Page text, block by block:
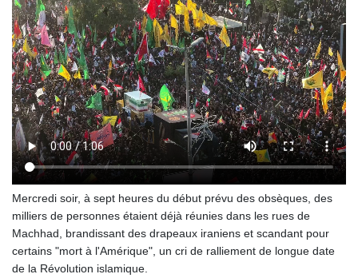
KMF 492.514185
KRW 1627.712241
KWD 0.356853
KYD 0.963346
KZT 541.784389
LAK 26108.437325
LBP
103531.946431
LKR 387.745291
LRD 209.896866
LSL 18.648909
LTL 3.413768
LVL 0.699335
LYD 7.358849
MAD 10.757887
Mercredi soir, à sept heures du début prévu des obsèques, des
milliers de personnes étaient déjà réunies dans les rues de
Machhad, brandissant des drapeaux iraniens et scandant pour
certains "mort à l'Amérique", un cri de ralliement de longue date
de la Révolution islamique.